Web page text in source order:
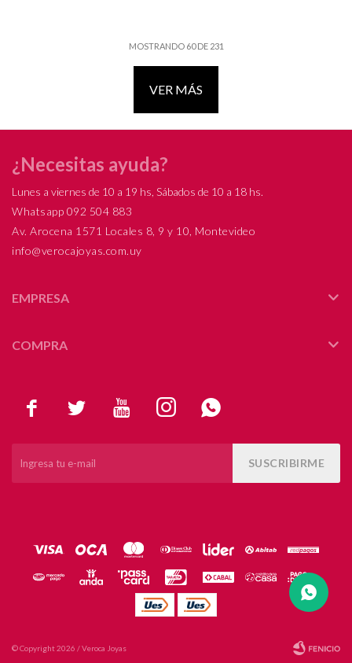
MOSTRANDO 60DE 231
VER MÁS
    
SUSCRIBIRME
¿Necesitas ayuda?
Lunes a viernes de 10 a 19 hs, Sábados de 10 a 18 hs.
Whatsapp 092 504 883
Av. Arocena 1571 Locales 8, 9 y 10, Montevideo
info@verocajoyas.com.uy
EMPRESA
COMPRA
© Copyright 2026 / Veroca Joyas